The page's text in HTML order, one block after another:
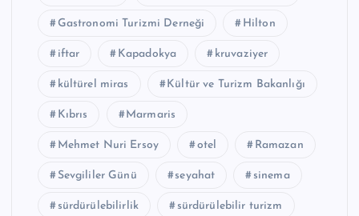
Gastronomi Turizmi Derneği Hilton
iftar Kapadokya kruvaziyer
kültürel miras Kültür ve Turizm Bakanlığı
Kıbrıs Marmaris
Mehmet Nuri Ersoy otel Ramazan
Sevgililer Günü seyahat sinema
sürdürülebilirlik sürdürülebilir turizm